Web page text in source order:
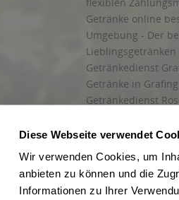
Diese Webseite verwendet
Wir verwenden Cookies, um
anbieten zu können und die
Informationen zu Ihrer
Getränke online
Umgebung - Der
Lieblingsgetränken
Getränkedienst
Getränke in Grafing
Getränkedienst
und Umgebung
Liefergebiet
Lieferservice für